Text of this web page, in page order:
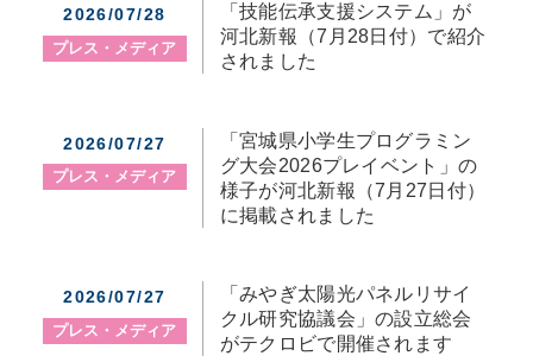
2026/07/28
プレス・メディア
「技能伝承支援システム」が
河北新報（7月28日付）で紹介
されました
2026/07/27
プレス・メディア
「宮城県小学生プログラミン
グ大会2026プレイベント」の
様子が河北新報（7月27日付）
に掲載されました
2026/07/27
プレス・メディア
「みやぎ太陽光パネルリサイ
クル研究協議会」の設立総会
がテクロビで開催されます